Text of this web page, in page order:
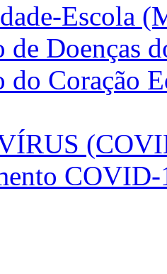
Escola
de Doenças
do Coração
COVID-